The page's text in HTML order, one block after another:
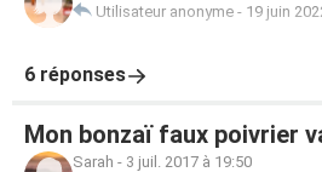
Utilisateur anonyme - 19 juin
6 réponses
Mon bonzaï faux poivrier
Sarah - 3 juil. 2017 à 19:50